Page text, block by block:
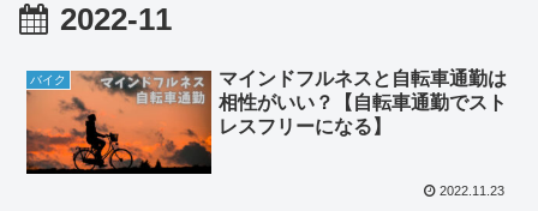
2022-11
バイク
マインドフルネスと自転車通勤は
相性がいい？【自転車通勤でスト
レスフリーになる】
2022.11.23